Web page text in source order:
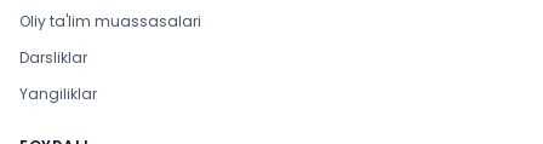
Oliy ta'lim muassasalari
Darsliklar
Yangiliklar